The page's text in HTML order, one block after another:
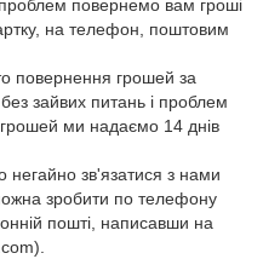
повернемо вам гроші
на телефон, поштовим
повернення грошей за
зайвих питань і проблем
ми надаємо 14 днів
зв'язатися з нами
зробити по телефону
пошті, написавши на